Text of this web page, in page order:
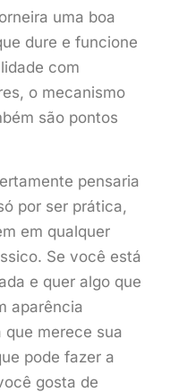
uma boa
dure e funcione
com
o mecanismo
são pontos
pensaria
por ser prática,
em qualquer
Se você está
e quer algo que
aparência
que merece sua
pode fazer a
gosta de